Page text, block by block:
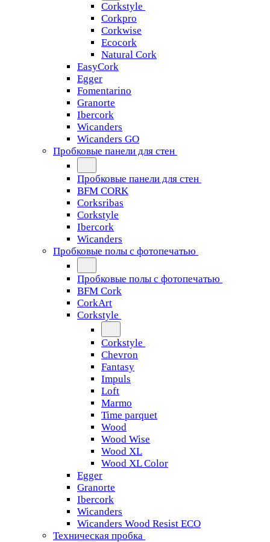
Corkstyle
Corkpro
Corkwise
Ecocork
Natural Cork
EasyCork
Egger
Fomentarino
Granorte
Ibercork
Wicanders
Wicanders GO
Пробковые панели для стен
Пробковые панели для стен
BFM CORK
Corksribas
Corkstyle
Ibercork
Wicanders
Пробковые полы с фотопечатью
Пробковые полы с фотопечатью
BFM Cork
CorkArt
Corkstyle
Corkstyle
Chevron
Fantasy
Impuls
Loft
Marmo
Time parquet
Wood
Wood Wise
Wood XL
Wood XL Color
Egger
Granorte
Ibercork
Wicanders
Wicanders Wood Resist ECO
Техническая пробка